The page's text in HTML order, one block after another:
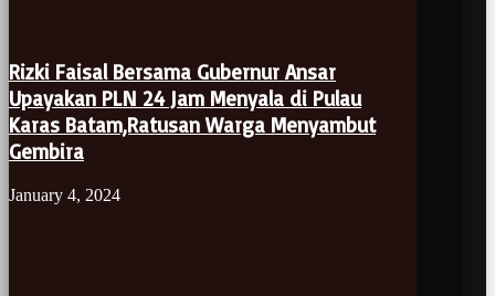
Rizki Faisal Bersama Gubernur Ansar
Upayakan PLN 24 Jam Menyala di Pulau
Karas Batam,Ratusan Warga Menyambut
Gembira
January 4, 2024